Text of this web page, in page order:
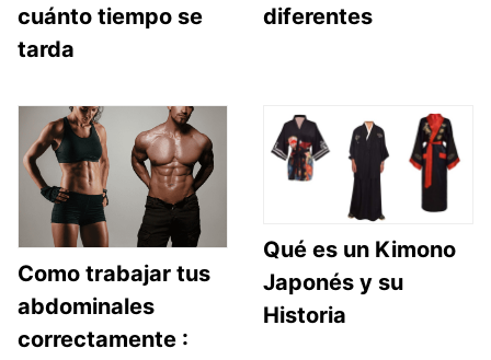
cuánto tiempo se
tarda
diferentes
Como trabajar tus
abdominales
correctamente :
Qué es un Kimono
Japonés y su
Historia